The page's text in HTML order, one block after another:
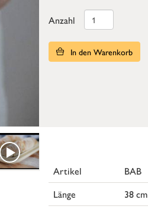
Anzahl
In den Warenkorb
Artikel
BAB
Länge
38 cm